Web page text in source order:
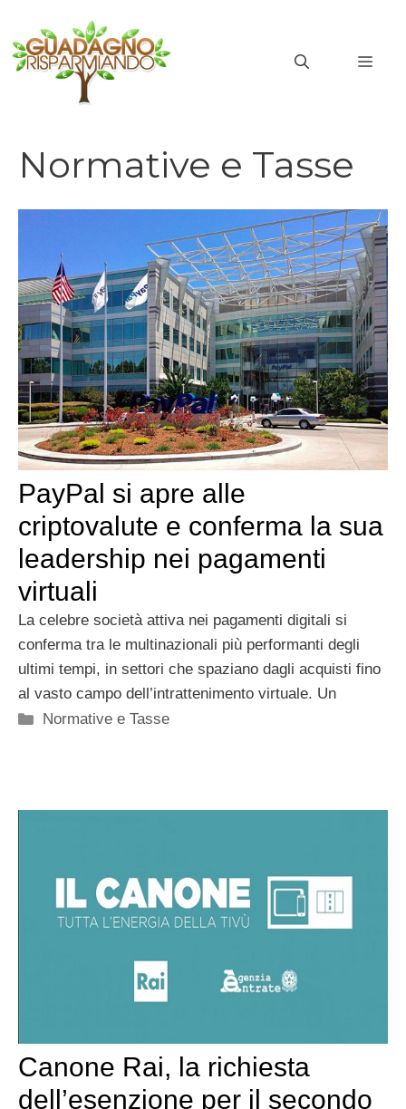
contenuto
Normative e Tasse
PayPal si apre alle
criptovalute e conferma la sua
leadership nei pagamenti
virtuali
La celebre società attiva nei pagamenti digitali si
conferma tra le multinazionali più performanti degli
ultimi tempi, in settori che spaziano dagli acquisti fino
al vasto campo dell’intrattenimento virtuale. Un
Categorie
Normative e Tasse
Canone Rai, la richiesta
dell’esenzione per il secondo